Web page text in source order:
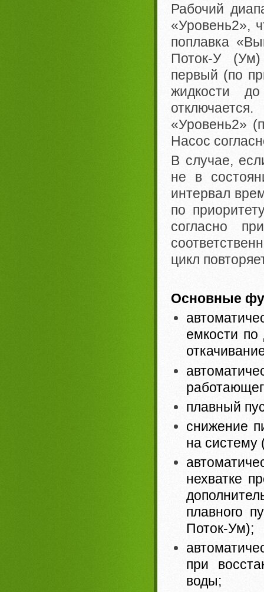
Рабочий
«Уровень2»,
поплавка
Поток-У
первый (по
жидкости
«Уровень2»
Насос
В случае,
не в
интервал
по
согласно
цикл
Основные
емкости по
плавный
снижение
на систему
нехватке
плавного
Поток-Ум);
при
воды;